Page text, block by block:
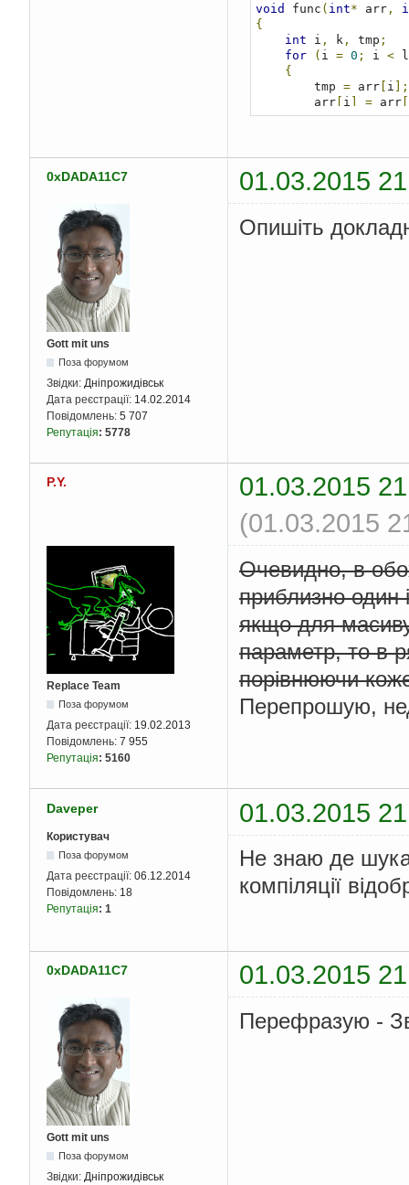
void func ( int* arr,
{
int i , k , tmp ;
for
( i = 0 ; i <
{
        tmp
= arr[ i
];
        arr
[ i = arr[
        arr
[k] = tmp;
        printf
("%d "
void func( char* str)
0xDADA11C7 01.03.2015
Gott mit uns
Поза форумом
Звідки: Дніпрожидівськ
Дата реєстрації: 14.02.2014
Повідомлень: 5 707
Репутація: 5778
Опишіть
P.Y.
01.03.2015
(01.03.2015
Replace Team
Поза форумом
Дата реєстрації: 19.02.2013
Повідомлень: 7 955
Репутація: 5160
Очевидно, в
приблизно один
якщо для
параметр, то в
порівнюючи
Перепрошую,
Daveper 01.03.2015
Користувач
Поза форумом
Дата реєстрації: 06.12.2014
Повідомлень: 18
Репутація: 1
Не знаю де
компіляції
0xDADA11C7 01.03.2015
Gott mit uns
Поза форумом
Звідки: Дніпрожидівськ
Перефразую -